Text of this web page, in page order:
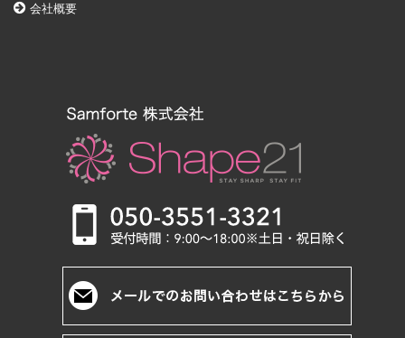
会社概要